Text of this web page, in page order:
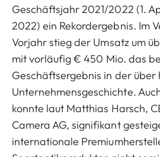
Geschäftsjahr 2021/2022 (1.
2022) ein Rekordergebnis. Im
Vorjahr stieg der Umsatz um
mit vorläufig € 450 Mio. das
Geschäftsergebnis in der
Unternehmensgeschichte.
konnte laut Matthias Harsch,
Camera AG, signifikant
internationale